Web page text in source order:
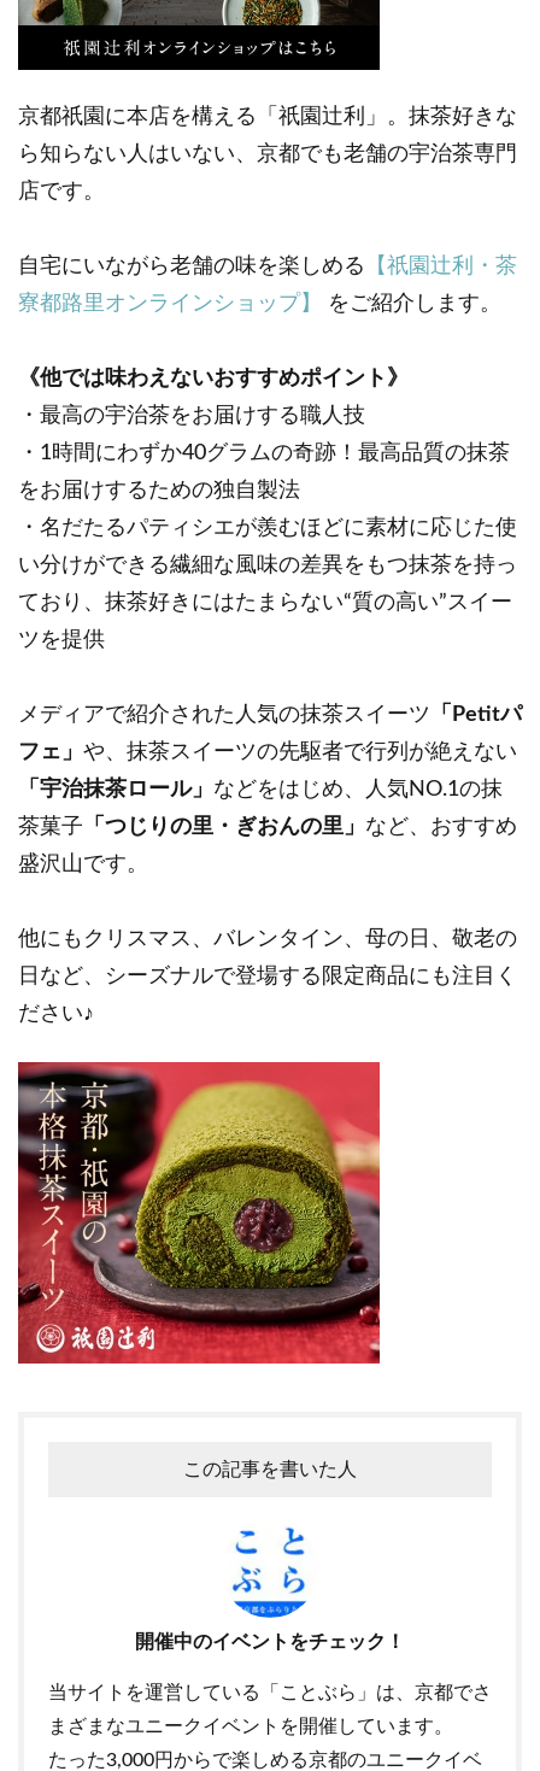
京都祇園に本店を構える「祇園辻利」。抹茶好きな
ら知らない人はいない、京都でも老舗の宇治茶専門
店です。
自宅にいながら老舗の味を楽しめる
【祇園辻利・茶
寮都路里オンラインショップ】
をご紹介します。
《他では味わえないおすすめポイント》
・最高の宇治茶をお届けする職人技
・1時間にわずか40グラムの奇跡！最高品質の抹茶
をお届けするための独自製法
・名だたるパティシエが羨むほどに素材に応じた使
い分けができる繊細な風味の差異をもつ抹茶を持っ
ており、抹茶好きにはたまらない“質の高い”スイー
ツを提供
メディアで紹介された人気の抹茶スイーツ
「Petitパ
フェ」 や、抹茶スイーツの先駆者で行列が絶えない
「宇治抹茶ロール」 などをはじめ、人気NO.1の抹
茶菓子 「つじりの里・ぎおんの里」 など、おすすめ
盛沢山です。
他にもクリスマス、バレンタイン、母の日、敬老の
日など、シーズナルで登場する限定商品にも注目く
ださい♪
この記事を書いた人
開催中のイベントをチェック！
当サイトを運営している「ことぶら」は、京都でさ
まざまなユニークイベントを開催しています。
たった3,000円からで楽しめる京都のユニークイベ